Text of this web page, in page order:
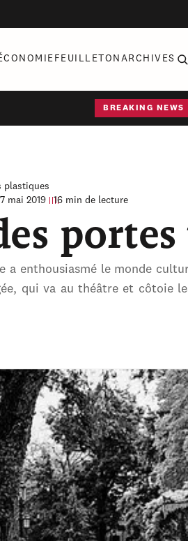
FEUILLETON ARCHIVES
BREAKING NEWS
plastiques
mai 2019 16 min de lecture
a enthousiasmé le monde
qui va au théâtre et côtoie